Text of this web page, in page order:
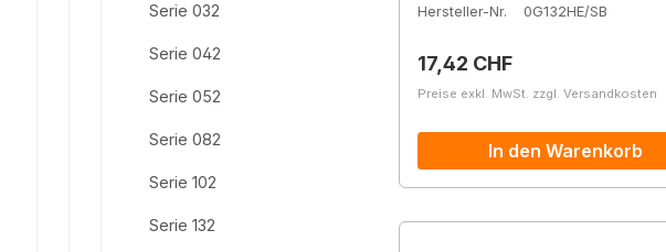
Serie 032
Serie 042
Serie 052
Serie 082
Serie 102
Serie 132
Hersteller-Nr.
0G132HE/SB
Regulärer Preis:
17,42 CHF
Preise exkl. MwSt. zzgl. Versandkosten
In den Warenkorb